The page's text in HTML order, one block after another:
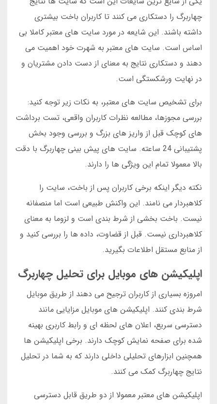
چهاربرگ را دستکاری می کنند تا کاربران باخت بیشتری
داشته باشند. این شایعه در مورد سایت های معتبر کاملا بی
اساس است. سایت های معتبر به شهرت خود اهمیت می
دهند و دستکاری نتایج به معنای از دست دادن مشتریان و
در نهایت ورشکستگی است.
برای تشخیص سایت های معتبر، به نکات زیر توجه کنید:
بررسی مجوزها، مطالعه نظرات کاربران واقعی، تست برداشت
های کوچک قبل از واریز های بزرگ و بررسی وجود بخش
پشتیبانی 24 ساعته. سایت های پیش بینی چهاربرگ با دقت
بالا معمولا تمام این ویژگی ها را دارند.
نکته دیگر اینکه برخی کاربران پس از باخت، سایت را
کلاهبردار می نامند. این واکنش طبیعی است اما منصفانه
نیست. باخت بخشی از شرط بندی است و لزوما به معنای
کلاهبرداری نیست. قبل از قضاوت، داده ها را بررسی کنید و
از منابع مستقل اطلاعات بگیرید.
اپلیکیشن های موبایل برای تحلیل چهاربرگ
امروزه بسیاری از کاربران ترجیح می دهند از طریق موبایل
شرط بندی کنند. اپلیکیشن های موبایل مزایایی مانند
دسترسی سریع، اعلان های لحظه ای و رابط کاربری بهینه
شده برای صفحه نمایش کوچک دارند. برخی اپلیکیشن ها
همچنین ابزارهای تحلیلی داخلی دارند که به شما در تحلیل
نتایج چهاربرگ کمک می کنند.
اپلیکیشن های معتبر معمولا از دو طریق قابل دسترسی